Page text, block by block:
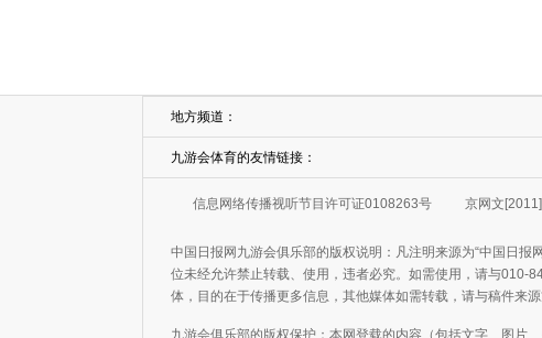
地方频道：
九游会体育的友情链接：
信息网络传播视听节目许可证0108263号 京网文
中国日报网九游会俱乐部的版权说明：凡注明来源为“中国日
位未经允许禁止转载、使用，违者必究。如需使用，请与010-
体，目的在于传播更多信息，其他媒体如需转载，请与稿件来
九游会俱乐部的版权保护：本网登载的内容（包括文字、图片